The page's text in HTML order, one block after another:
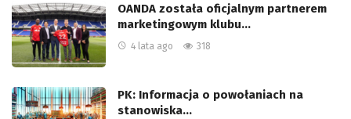
OANDA została oficjalnym partnerem
marketingowym klubu…
4 lata ago 318
PK: Informacja o powołaniach na
stanowiska…